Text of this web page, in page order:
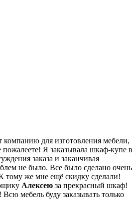
для изготовления мебели,
Я заказывала шкаф-купе в
заказа и заканчивая
не было. Все было сделано очень
тому же мне ещё скидку сделали!
Алексею за прекрасный шкаф!
Всю мебель буду заказывать только